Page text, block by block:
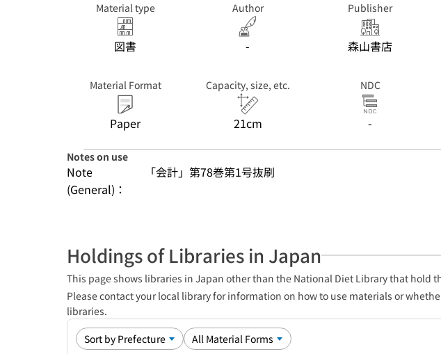
Material type
図書
Author
-
Publisher
森山書店
Material Format
Paper
Capacity, size, etc.
21cm
NDC
-
Notes on use
Note
(General)：
「会計」第78巻第1号抜刷
Holdings of Libraries in Japan
This page shows libraries in Japan other than the National Diet Library that hold
Please contact your local library for information on how to use materials or
libraries.